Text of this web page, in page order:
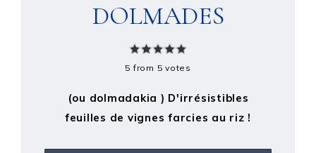
DOLMADES
5 from 5 votes
(ou dolmadakia ) D'irrésistibles
feuilles de vignes farcies au riz !